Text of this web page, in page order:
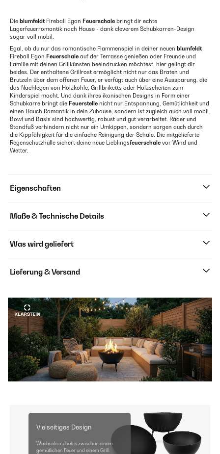
Die blumfeldtFireball Egon Feuerschale bringt dir echte
Lagerfeuerromantik nach Hause - dank cleverem Schubkarren-Design
sogar voll mobil.
Egal, ob du nur das romantische Flammenspiel in deiner neuen blumfeldt
Fireball Egon Feuerschale auf der Terrasse genießen oder Freunde und
Familie mit deinen Grillkünsten beeindrucken möchtest, hier gelingt dir
beides. Der enthaltene Grillrost ermöglicht nicht nur das Braten und
Brutzeln über dem offenen Feuer, er verfügt auch über eine Aussparung, die
das Nachlegen von Holzkohle, Grillbriketts oder Holzscheiten zum
Kinderspiel macht. Und dank ihres ikonischen Designs in Form einer
Schubkarre bringt die Feuerstelle nicht nur Entspannung, Gemütlichkeit und
einen Hauch Romantik in dein Zuhause, sondern ist zugleich auch voll mobil.
Bowl und Basis sind hochwertig, robust und gut verarbeitet. Räder und
Standfuß verhindern nicht nur ein Umkippen, sondern sorgen auch durch
die Kippfähigkeit für die einfache Reinigung der Schale. Die mitgelieferte
Regenschutzhülle sichert deine neue Lieblingsfeuerschale vor Wind und
Wetter.
Eigenschaften
Maße & Technische Details
Was wird geliefert
Lieferung & Versand
Vielseitiges Design
Wechsele mühelos zwischen einem
gemütlichen Feuer und einem Grill.